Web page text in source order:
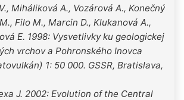
Miháliková A., Vozárová A., Konečný
Filo M., Marcin D., Klukanová A.,
E. 1998: Vysvetlivky ku geologickej
vrchov a Pohronského Inovca
1: 50 000. GSSR, Bratislava,
J. 2002: Evolution of the Central